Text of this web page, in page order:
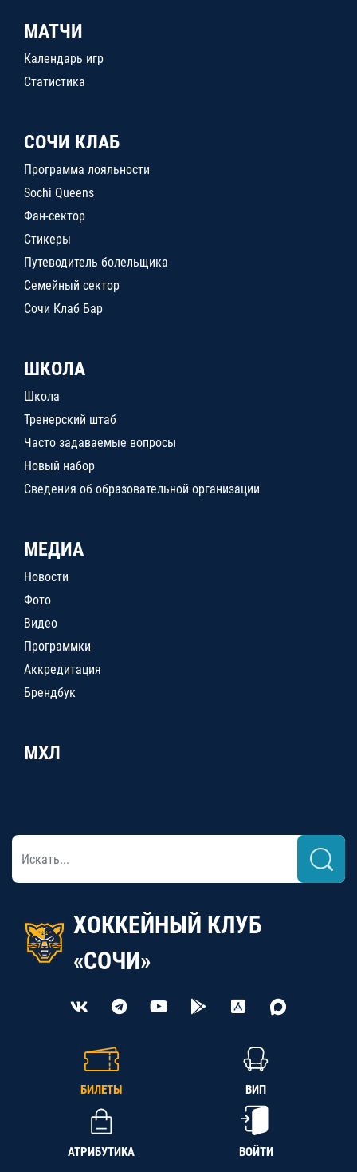
МАТЧИ
Календарь игр
Статистика
СОЧИ КЛАБ
Программа лояльности
Sochi Queens
Фан-сектор
Стикеры
Путеводитель болельщика
Семейный сектор
Сочи Клаб Бар
ШКОЛА
Школа
Тренерский штаб
Часто задаваемые вопросы
Новый набор
Сведения об образовательной организации
МЕДИА
Новости
Фото
Видео
Программки
Аккредитация
Брендбук
МХЛ
ХОККЕЙНЫЙ КЛУБ
«СОЧИ»
БИЛЕТЫ ВИП
АТРИБУТИКА ВОЙТИ